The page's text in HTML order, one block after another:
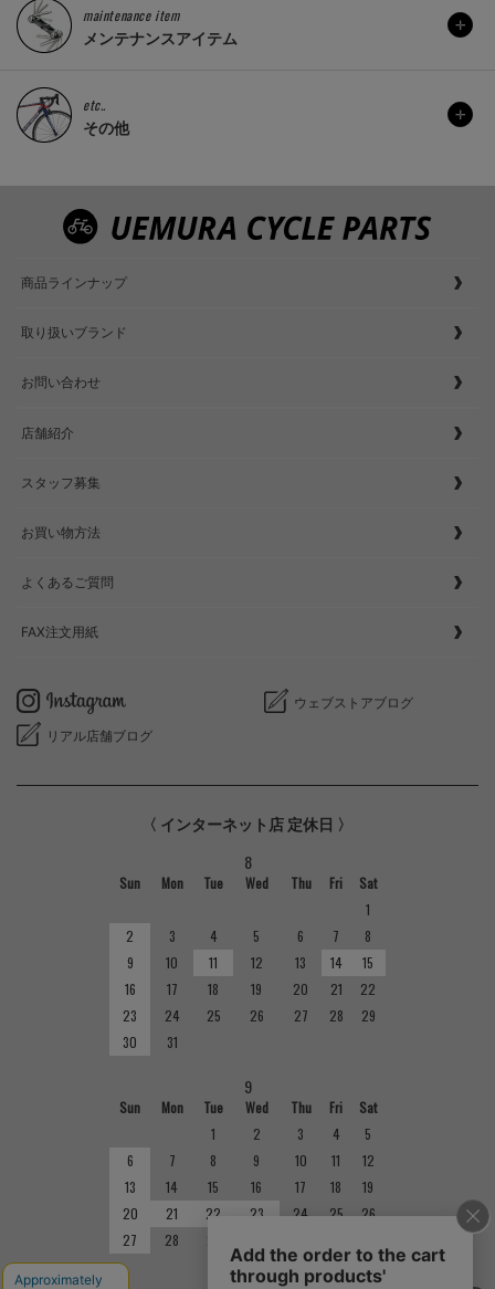
maintenance item
メンテナンスアイテム
etc..
その他
商品ラインナップ
取り扱いブランド
お問い合わせ
店舗紹介
スタッフ募集
お買い物方法
よくあるご質問
FAX注文用紙
ウェブストアブログ
リアル店舗ブログ
〈 インターネット店 定休日 〉
8
Sun Mon Tue Wed Thu Fri
Sat
1
2
3 4 5 6 7
8
9
10 11 12 13 14
15
16
17 18 19 20 21
22
23
24 25 26 27 28
29
30
31
9
Sun Mon Tue Wed Thu Fri
Sat
1
2 3 4
5
6
7 8 9 10 11
12
13
14 15 16 17 18
19
20
21 22 23 24 25
26
27
28